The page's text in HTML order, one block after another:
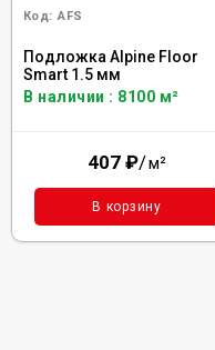
Код: AFS
Подложка Alpine Floor
Smart 1.5 мм
В наличии : 8100 м²
407 ₽/м²
В корзину